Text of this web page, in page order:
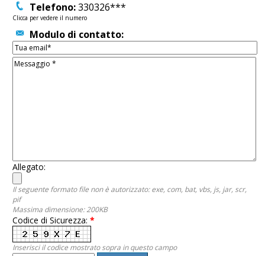
Telefono:330326***
Clicca per vedere il numero
Modulo di contatto:
Allegato:
Il seguente formato file non è autorizzato: exe, com, bat, vbs, js, jar, scr,
pif
Massima dimensione: 200KB
Codice di Sicurezza: *
Inserisci il codice mostrato sopra in questo campo